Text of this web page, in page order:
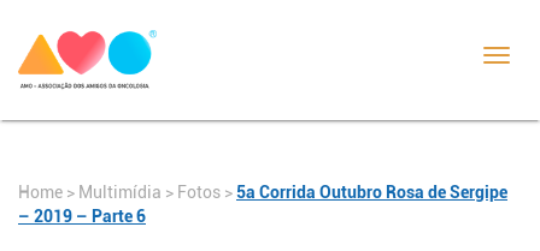
Home > Multimídia > Fotos >5a Corrida Outubro Rosa de Sergipe
– 2019 – Parte 6